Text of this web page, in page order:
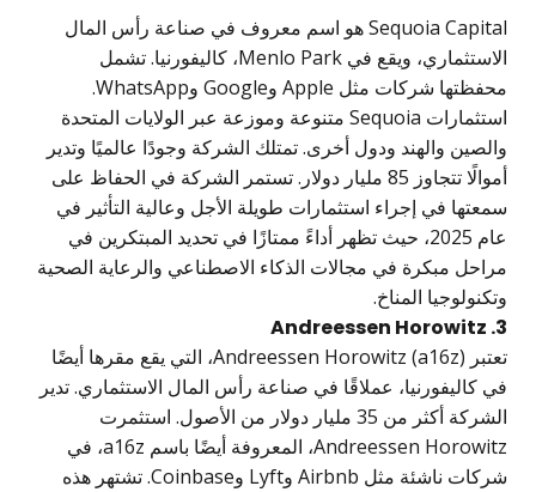
Sequoia Capital هو اسم معروف في صناعة رأس المال
الاستثماري، ويقع في Menlo Park، كاليفورنيا. تشمل
محفظتها شركات مثل Apple وGoogle وWhatsApp.
استثمارات Sequoia متنوعة وموزعة عبر الولايات المتحدة
والهند ودول أخرى. تمتلك الشركة وجودًا عالميًا وتدير
أموالًا تتجاوز 85 مليار دولار. تستمر الشركة في الحفاظ على
في إجراء استثمارات طويلة الأجل وعالية التأثير في
عام 2025، حيث تظهر أداءً ممتازًا في تحديد المبتكرين في
مبكرة في مجالات الذكاء الاصطناعي والرعاية الصحية
المناخ.
تعتبر Andreessen Horowitz (a16z)، التي يقع مقرها أيضًا
عملاقًا في صناعة رأس المال الاستثماري. تدير
الشركة أكثر من 35 مليار دولار من الأصول. استثمرت
Andreessen Horowitz، المعروفة أيضًا باسم a16z، في
شركات ناشئة مثل Airbnb وLyft وCoinbase. تشتهر هذه